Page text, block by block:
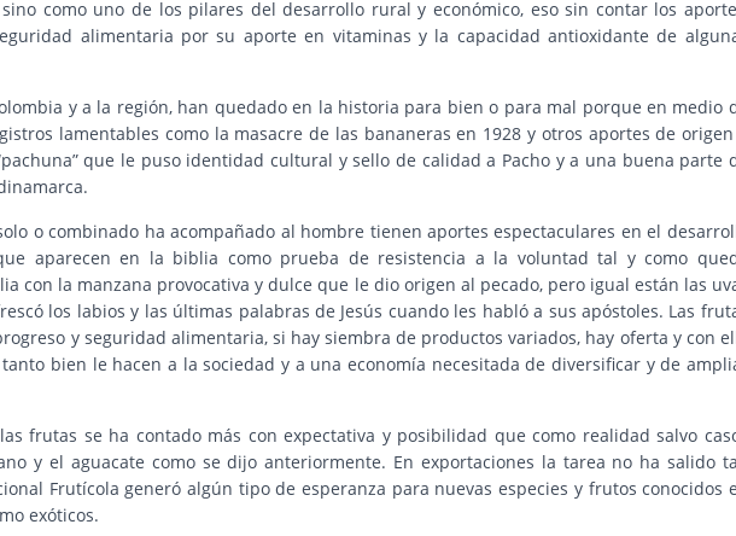
como uno de los pilares del desarrollo rural y económico, eso sin contar los
alimentaria por su aporte en vitaminas y la capacidad antioxidante de
y a la región, han quedado en la historia para bien o para mal porque en medio
lamentables como la masacre de las bananeras en 1928 y otros aportes de
que le puso identidad cultural y sello de calidad a Pacho y a una buena parte
o combinado ha acompañado al hombre tienen aportes espectaculares en el
aparecen en la biblia como prueba de resistencia a la voluntad tal y como
con la manzana provocativa y dulce que le dio origen al pecado, pero igual están las
los labios y las últimas palabras de Jesús cuando les habló a sus apóstoles. Las
y seguridad alimentaria, si hay siembra de productos variados, hay oferta y con
bien le hacen a la sociedad y a una economía necesitada de diversificar y de
frutas se ha contado más con expectativa y posibilidad que como realidad salvo
y el aguacate como se dijo anteriormente. En exportaciones la tarea no ha salido
Frutícola generó algún tipo de esperanza para nuevas especies y frutos conocidos
exóticos.